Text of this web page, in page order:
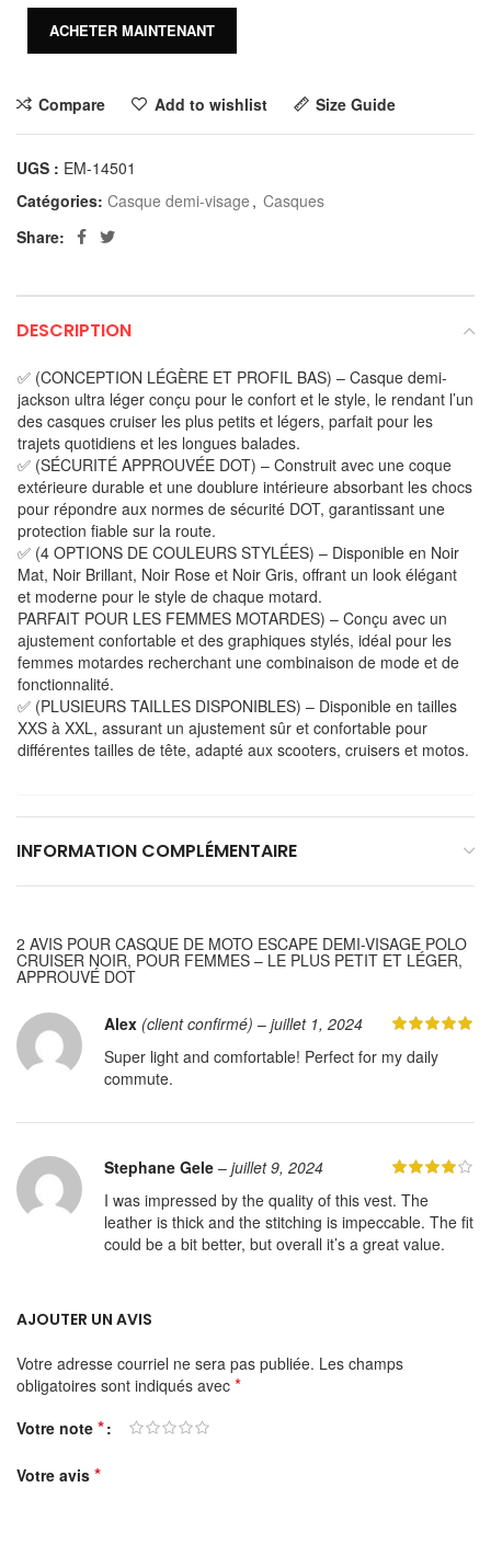
ACHETER MAINTENANT
Compare Add to wishlist Size Guide
UGS : EM-14501
Catégories: Casque demi-visage , Casques
Share:
DESCRIPTION
✅ (CONCEPTION LÉGÈRE ET PROFIL BAS) – Casque demi-
jackson ultra léger conçu pour le confort et le style, le rendant l’un
des casques cruiser les plus petits et légers, parfait pour les
trajets quotidiens et les longues balades.
✅ (SÉCURITÉ APPROUVÉE DOT) – Construit avec une coque
extérieure durable et une doublure intérieure absorbant les chocs
pour répondre aux normes de sécurité DOT, garantissant une
protection fiable sur la route.
✅ (4 OPTIONS DE COULEURS STYLÉES) – Disponible en Noir
Mat, Noir Brillant, Noir Rose et Noir Gris, offrant un look élégant
et moderne pour le style de chaque motard.
PARFAIT POUR LES FEMMES MOTARDES) – Conçu avec un
ajustement confortable et des graphiques stylés, idéal pour les
femmes motardes recherchant une combinaison de mode et de
fonctionnalité.
✅ (PLUSIEURS TAILLES DISPONIBLES) – Disponible en tailles
XXS à XXL, assurant un ajustement sûr et confortable pour
différentes tailles de tête, adapté aux scooters, cruisers et motos.
INFORMATION COMPLÉMENTAIRE
2 AVIS POUR CASQUE DE MOTO ESCAPE DEMI-VISAGE POLO
CRUISER NOIR, POUR FEMMES – LE PLUS PETIT ET LÉGER,
APPROUVÉ DOT
Alex (client confirmé) – juillet 1, 2024
Super light and comfortable! Perfect for my daily
commute.
Stephane Gele – juillet 9, 2024
I was impressed by the quality of this vest. The
leather is thick and the stitching is impeccable. The fit
could be a bit better, but overall it’s a great value.
AJOUTER UN AVIS
Votre adresse courriel ne sera pas publiée. Les champs
obligatoires sont indiqués avec *
Votre note *
Votre avis *